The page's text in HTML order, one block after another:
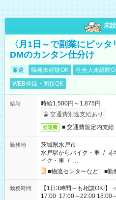
未読
〈月1日～で副業にピッタ
DMのカンタン仕分け
派遣 職種未経験OK 社会人未経験
WEB登録・面接OK
給与
時給1,500円～1,875円
交通費別途支給あり
交通費 ■ 交通費規定内支
勤務地
茨城県水戸市
水戸駅からバイク・車 / 赤
イク・車 / …
■物流センターなど ■勤
勤務時間
【1日3時間～も相談OK!】 ＜シフト例＞ 9:00～12:00 12:00～
17:00 17:00～22:00 18:00～21:00 など こ